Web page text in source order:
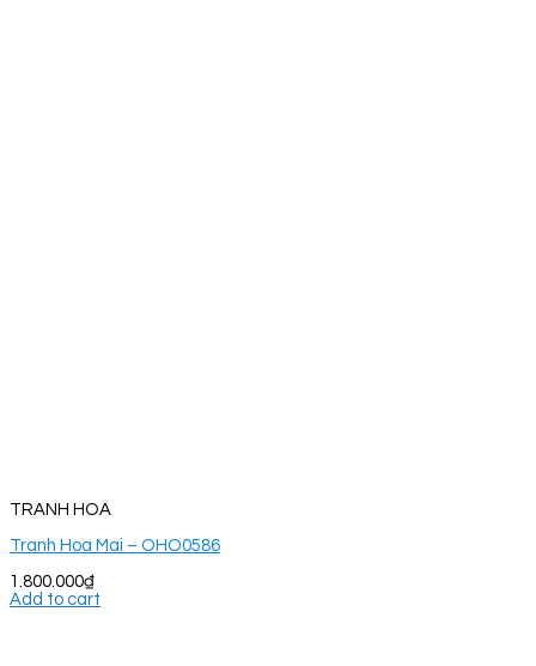
TRANH HOA
Tranh Hoa Mai – OHO0586
1.800.000₫
Add to cart